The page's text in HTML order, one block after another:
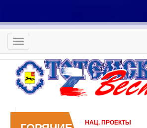
основному
содержанию
Меню
учётной
записи
пользователя
Toggle
navigation
НАЦ. ПРОЕКТЫ